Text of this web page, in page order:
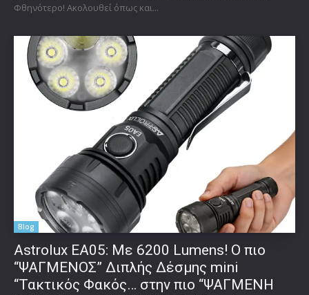
Φθηνότερο! Ακολουθεί όπως και...
Blog
Astrolux ΕΑ05: Με 6200 Lumens! Ο πιο
“ΨΑΓΜΕΝΟΣ” Διπλής Δέσμης mini
“Τακτικός Φακός… στην πιο “ΨΑΓΜΕΝΗ